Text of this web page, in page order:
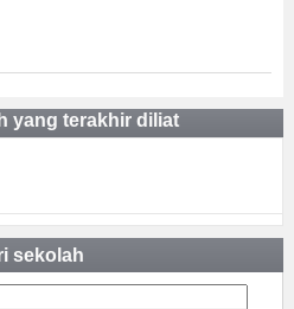
yang terakhir diliat
sekolah